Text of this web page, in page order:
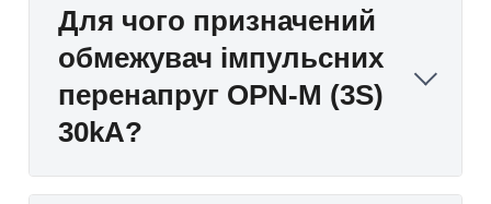
Для чого призначений
обмежувач імпульсних
перенапруг OPN-M (3S)
30kA?